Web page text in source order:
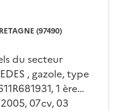
(97490)
du secteur
, gazole, type
1 ère
07cv, 03